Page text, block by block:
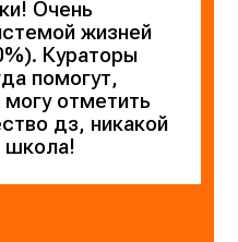
Очень
жизней
Кураторы
помогут,
отметить
дз, никакой
школа!